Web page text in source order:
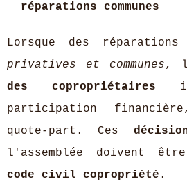
réparations communes
Lorsque des
privatives et communes,
des copropriétaires
participation
quote-part. Ces
l'assemblée doivent
code civil copropriété .